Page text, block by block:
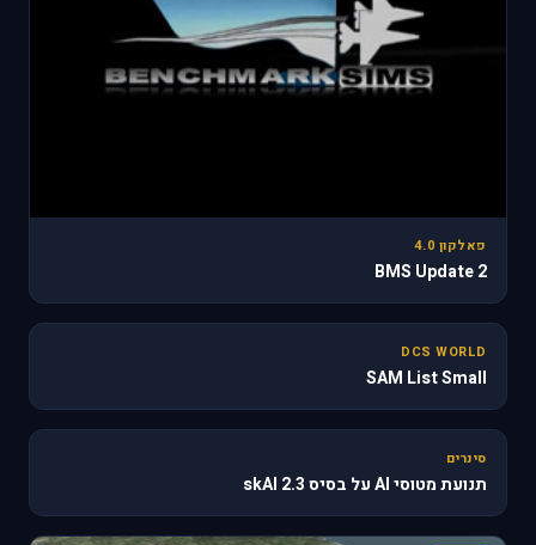
פאלקון 4.0
BMS Update 2
31
DCS WORLD
SAM List Small
🔥 610
סינרים
תנועת מטוסי AI על בסיס skAI 2.3